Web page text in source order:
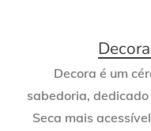
Decora é um
sabedoria,
Seca mais